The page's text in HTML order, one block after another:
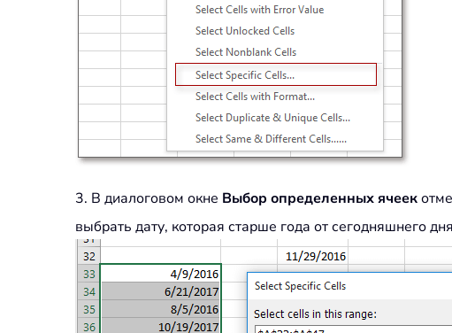
3. В диалоговом окне Выбор определенных ячеек
выбрать дату, которая старше года от сегодняшнего